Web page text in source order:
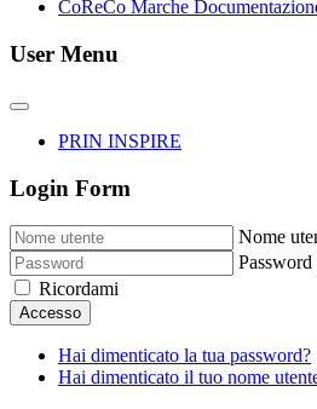
CoReCo Marche
User Menu
PRIN INSPIRE
Login Form
Nome
Password
Ricordami
Accesso
Hai dimenticato la tua password?
Hai dimenticato il tuo nome